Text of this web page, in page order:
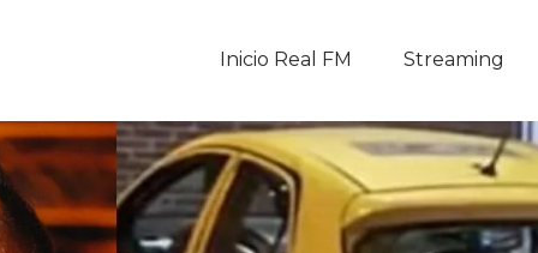
Inicio Real FM Streaming
En Vivo
Descarga La APP